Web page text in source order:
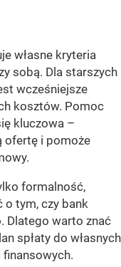
własne kryteria
sobą. Dla starszych
wcześniejsze
kosztów. Pomoc
kluczowa –
ofertę i pomoże
formalność,
o tym, czy bank
Dlatego warto znać
spłaty do własnych